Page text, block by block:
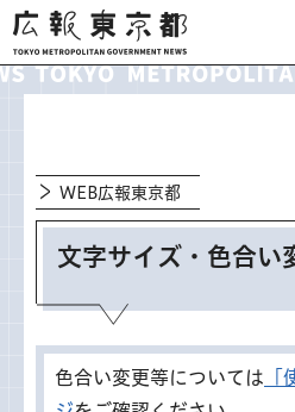
広報東京都
WEB広報東京都
文字サイズ・色合い
色合い変更等については 「